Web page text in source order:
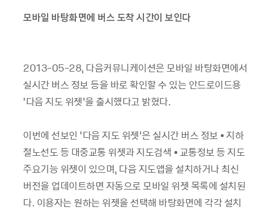
모바일 바탕화면에 버스 도착 시간이 보인다
2013-05-28, 다음커뮤니케이션은 모바일 바탕화면에서
실시간 버스 정보 등을 바로 확인할 수 있는 안드로이드용
‘다음 지도 위젯’을 출시했다고 밝혔다.
이번에 선보인 ‘다음 지도 위젯’은 실시간 버스 정보 • 지하
철노선도 등 대중교통 위젯과 지도검색 • 교통정보 등 지도
주요기능 위젯이 있으며, 다음 지도앱을 설치하거나 최신
버전을 업데이트하면 자동으로 모바일 위젯 목록에 설치된
다. 이용자는 원하는 위젯을 선택해 바탕화면에 각각 설치